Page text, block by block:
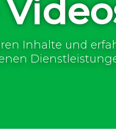
Inhalte und